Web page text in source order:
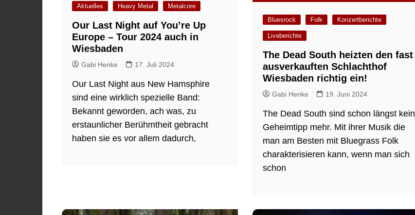
Aktuelles Heavy Metal Metalcore
Our Last Night auf You’re Up
Europe – Tour 2024 auch in
Wiesbaden
Gabi Henke 17. Juli 2024
Our Last Night aus New Hamsphire
sind eine wirklich spezielle Band:
Bekannt geworden, ach was, zu
erstaunlicher Berühmtheit gebracht
haben sie es vor allem dadurch,
Bluesrock Folk Konzertberichte
Liveberichte
The Dead South heizten den fast
ausverkauften Schlachthof
Wiesbaden richtig ein!
Gabi Henke 19. Juni 2024
The Dead South sind schon längst kein
Geheimtipp mehr. Mit ihrer Musik die
man am Besten mit Bluegrass Folk
charakterisieren kann, wenn man sich
schon